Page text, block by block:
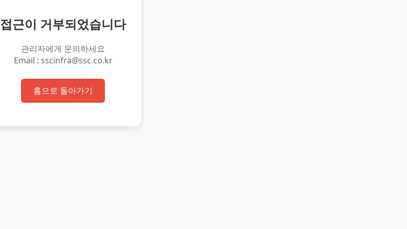
접근이 거부되었습니다
관리자에게 문의하세요
Email : sscinfra@ssc.co.kr
홈으로 돌아가기